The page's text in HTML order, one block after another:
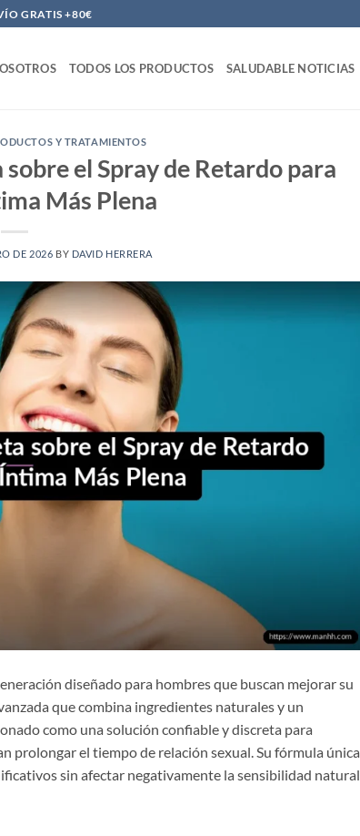
GRATIS +80€
TODOS LOS PRODUCTOS SALUDABLE NOTICIAS
Y TRATAMIENTOS
el Spray de Retardo para
Más Plena
DE 2026 BY DAVID HERRERA
diseñado para hombres que buscan mejorar su
que combina ingredientes naturales y un
como una solución confiable y discreta para
prolongar el tiempo de relación sexual. Su fórmula única
sin afectar negativamente la sensibilidad natural